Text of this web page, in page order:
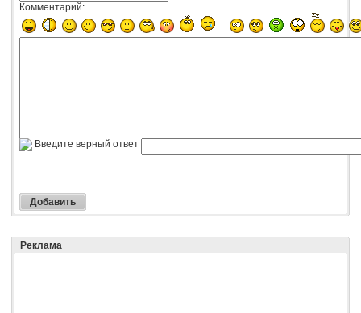
Комментарий:
Введите верный ответ
Реклама